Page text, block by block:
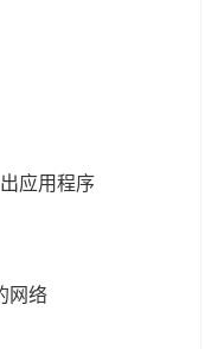
应用程序
网络